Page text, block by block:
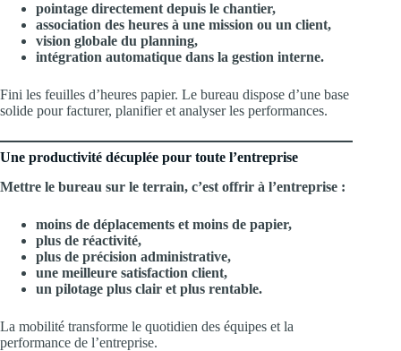
pointage directement depuis le chantier,
association des heures à une mission ou un client,
vision globale du planning,
intégration automatique dans la gestion interne.
Fini les feuilles d’heures papier. Le bureau dispose d’une base
solide pour facturer, planifier et analyser les performances.
Une productivité décuplée pour toute l’entreprise
Mettre le bureau sur le terrain, c’est offrir à l’entreprise :
moins de déplacements et moins de papier,
plus de réactivité,
plus de précision administrative,
une meilleure satisfaction client,
un pilotage plus clair et plus rentable.
La mobilité transforme le quotidien des équipes et la
performance de l’entreprise.